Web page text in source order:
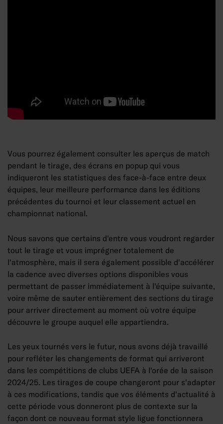
Vous pourrez également consulter les aperçus de match
pendant le tirage, des écrans en popup qui vous
indiqueront les statistiques des face-à-face entre deux
équipes, leur meilleure performance dans les éditions
précédentes du tournoi et leur classement actuel en
championnat national.
Nous savons que certains d'entre vous voudront regarder
tout le tirage et vous imprégner totalement de
l'atmosphère, mais il sera également possible d'accélérer
la cadence avec diverses options disponibles vous
permettant de passer immédiatement à l'équipe suivante,
voire même de sauter entièrement des sections du tirage
pour arriver directement au moment où votre équipe
découvre le groupe auquel elle appartiendra.
Les yeux tournés vers le futur, nous avons déjà travaillé
pour refléter les changements de format qui arriveront
dans les compétitions de clubs UEFA à l'orée de la saison
2024/25. Les tirages de coupe changeront pour s'adapter
à ces modifications, tandis que vos éléments d'actualité à
cette période vous donneront plus de contexte sur la
façon dont ce nouveau format style ligue fonctionnera